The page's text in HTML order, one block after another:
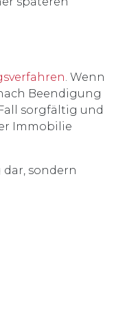
. Wenn
Beendigung
sorgfältig und
Immobilie
sondern